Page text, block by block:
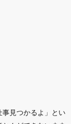
見つかるよ」とい